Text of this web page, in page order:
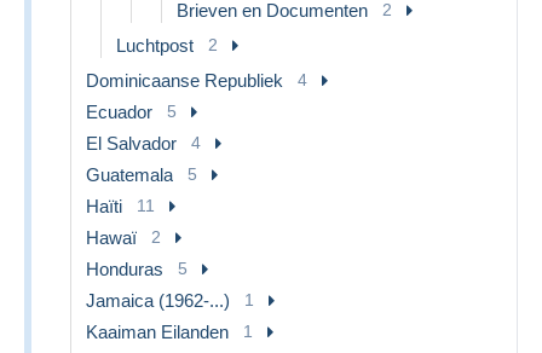
Brieven en Documenten 2
Luchtpost 2
Dominicaanse Republiek 4
Ecuador 5
El Salvador 4
Guatemala 5
Haïti 11
Hawaï 2
Honduras 5
Jamaica (1962-...) 1
Kaaiman Eilanden 1